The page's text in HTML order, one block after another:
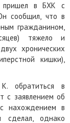
пришел в БХК с
сообщил, что в
гражданином,
тяжело и
хронических
кишки),
обратиться в
с заявлением об
нахождением в
однако